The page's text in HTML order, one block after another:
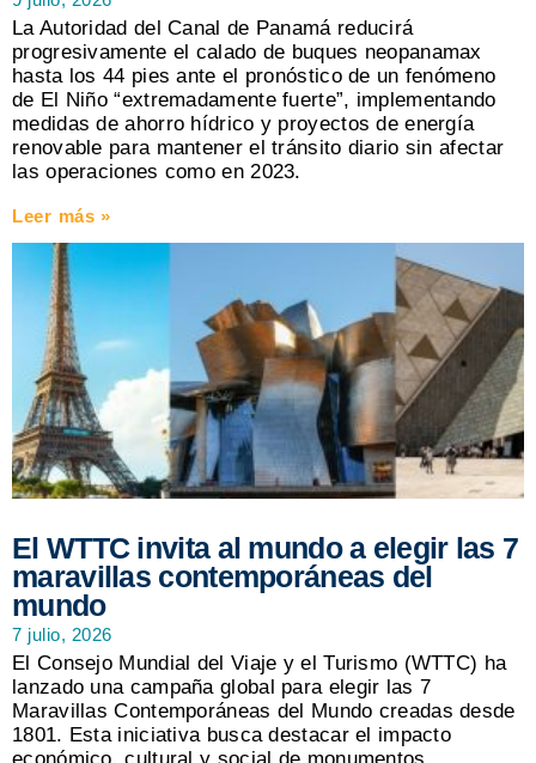
La Autoridad del Canal de Panamá reducirá
progresivamente el calado de buques neopanamax
hasta los 44 pies ante el pronóstico de un fenómeno
de El Niño “extremadamente fuerte”, implementando
medidas de ahorro hídrico y proyectos de energía
renovable para mantener el tránsito diario sin afectar
las operaciones como en 2023.
Leer más »
El WTTC invita al mundo a elegir las 7
maravillas contemporáneas del
mundo
7 julio, 2026
El Consejo Mundial del Viaje y el Turismo (WTTC) ha
lanzado una campaña global para elegir las 7
Maravillas Contemporáneas del Mundo creadas desde
1801. Esta iniciativa busca destacar el impacto